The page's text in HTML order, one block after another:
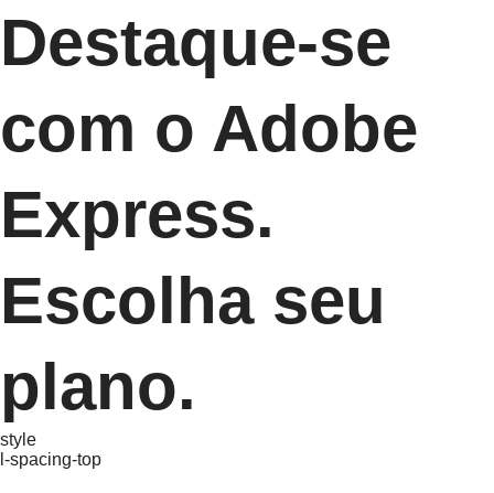
Destaque-se
com o Adobe
Express.
Escolha seu
plano.
style
l-spacing-top